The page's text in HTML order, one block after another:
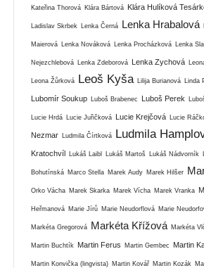
Kateřina Thorová Klára Bártová Klára Hulíková
Ladislav Skrbek Lenka Černá Lenka Hrabalová
Maierová Lenka Nováková Lenka Procházková Lenka
Nejezchlebová Lenka Zdeborová Lenka Zychová
Leona Žůrková Leoš Kyša Lilija Burianová Linda
Lubomír Soukup Luboš Brabenec Luboš Perek
Lucie Hrdá Lucie Juřičková Lucie Krejčová Lucie
Nezmar Ludmila Čírtková Ludmila
Kratochvíl Lukáš Laibl Lukáš Martoš Lukáš Nádvorník
Bohutínská Marco Stella Marek Audy Marek Hilšer
Orko Vácha Marek Skarka Marek Vícha Marek Vranka
Heřmanová Marie Jírů Marie Neudorflová Marie
Markéta Gregorová Markéta Křížová Markéta
Martin Buchtík Martin Ferus Martin Gembec Martin
Martin Konvička (lingvista) Martin Kovář Martin Kozák